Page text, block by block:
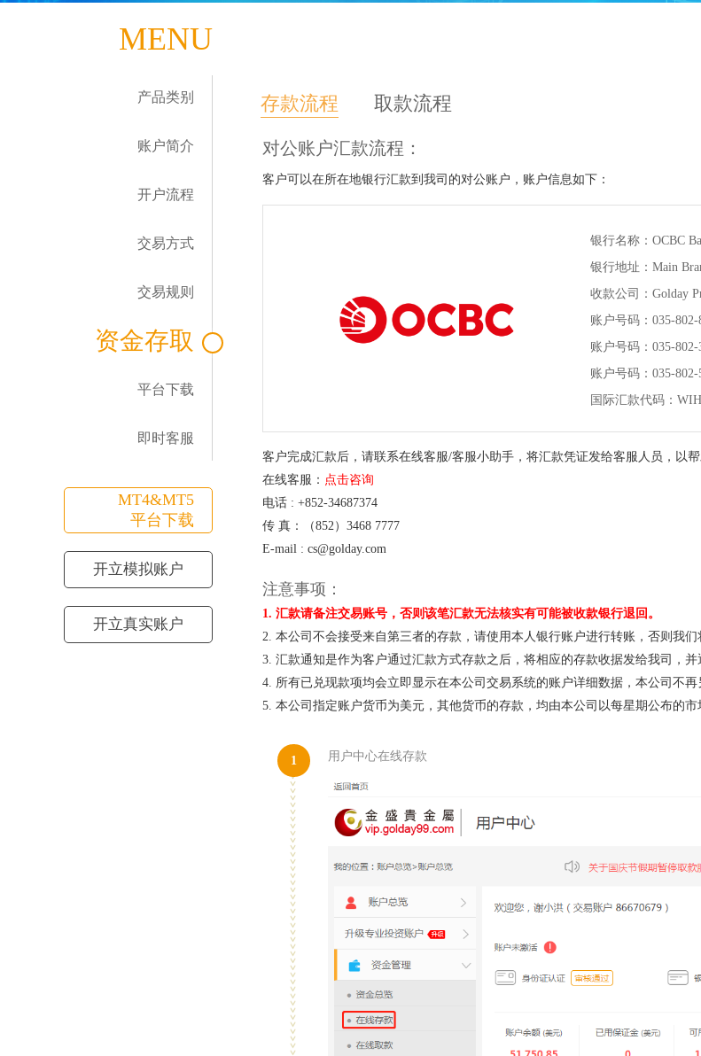
MENU
产品类别
账户简介
开户流程
交易方式
交易规则
资金存取
平台下载
即时客服
MT4&MT5
平台下载
开立模拟账户
开立真实账户
存款流程 取款流程
对公账户汇款流程：
客户可以在所在地银行汇款到我司的对公账户，账户信息如下：
银行名称：OCBC
银行地址：Main
收款公司：Golday
账户号码：035-802-
账户号码：035-802-
账户号码：035-802-
国际汇款代码：
客户完成汇款后，请联系在线客服/客服小助手，将汇款凭证发给客服人员，以帮
在线客服： 点击咨询
电话 : +852-34687374
传 真：（852）3468 7777
E-mail : cs@golday.com
注意事项：
1. 汇款请备注交易账号，否则该笔汇款无法核实有可能被收款银行退回。
2. 本公司不会接受来自第三者的存款，请使用本人银行账户进行转账，否则我们
3. 汇款通知是作为客户通过汇款方式存款之后，将相应的存款收据发给我司，并
4. 所有已兑现款项均会立即显示在本公司交易系统的账户详细数据，本公司不再
5. 本公司指定账户货币为美元，其他货币的存款，均由本公司以每星期公布的市
1 用户中心在线存款